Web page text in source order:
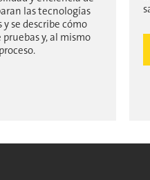
las tecnologías
se describe cómo
y, al mismo